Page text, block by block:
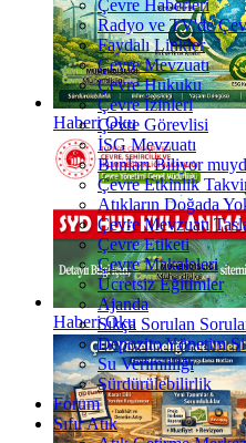
Haberi Oku
Haberi Oku
Çevre Haberleri
Radyo ve TV'de
Faydalı Linkler
Çevre Mevzuatı
Çevre Hukuku
Çevre İzinleri
Çevre Görevlisi
İSG Mevzuatı
Bunları Biliyor
Çevre Etkinlik
Atıkların Doğada
Çevre Mevzuatı
Çevre Etiketi
Çevre Makaleleri
Ücretsiz Eğitimler
Ajanda
Sıkça Sorulan
Depozito Yönetim
Su Verimliliği
Sürdürülebilirlik
Forum
Sıfır Atık